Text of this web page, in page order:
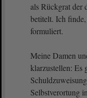
als Rückgrat der
betitelt. Ich finde,
formuliert.
Meine Damen
klarzustellen: Es
Selbstverortung